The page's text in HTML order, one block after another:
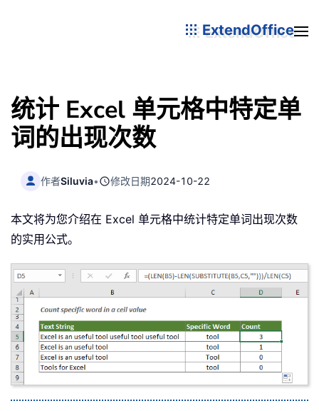
ExtendOffice
统计 Excel 单元格中特定单
词的出现次数
作者Siluvia• 修改日期2024-10-22
本文将为您介绍在 Excel 单元格中统计特定单词出现次数
的实用公式。